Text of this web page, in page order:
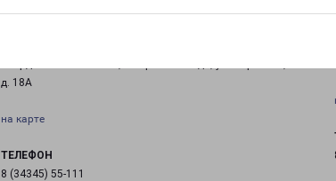
д. 18А
на карте
ТЕЛЕФОН
8 (34345) 55-111